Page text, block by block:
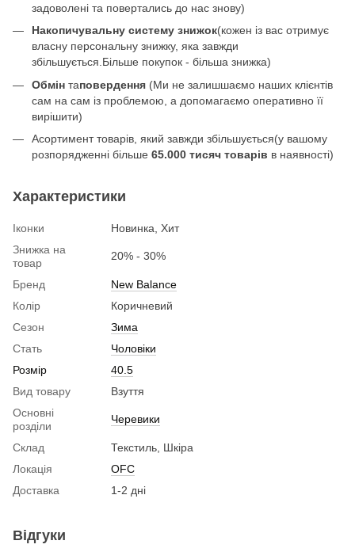
задоволені та повертались до нас знову)
Накопичувальну систему знижок(кожен із вас отримує
власну персональну знижку, яка завжди
збільшується.Більше покупок - більша знижка)
Обмін таповердення (Ми не залишшаємо наших клієнтів
сам на сам із проблемою, а допомагаємо оперативно її
вирішити)
Асортимент товарів, який завжди збільшується(у вашому
розпорядженні більше 65.000 тисяч товарів в наявності)
Характеристики
Іконки
Новинка, Хит
Знижка на
товар
20% - 30%
Бренд
New Balance
Колір
Коричневий
Сезон
Зима
Стать
Чоловіки
Розмір
40.5
Вид товару
Взуття
Основні
розділи
Черевики
Склад
Текстиль, Шкіра
Локація
OFC
Доставка
1-2 дні
Відгуки